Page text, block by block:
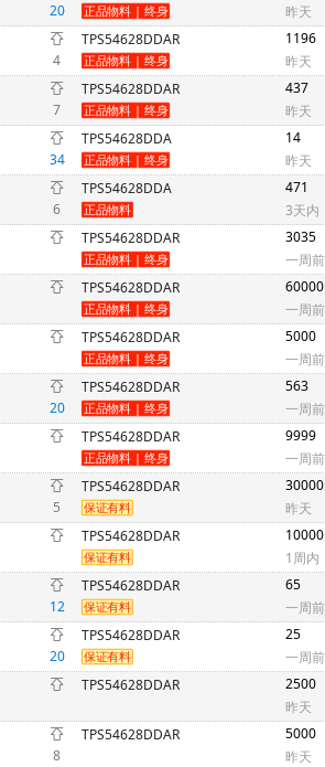
20
昨天
4
TPS54628DDAR
1196
昨天
7
TPS54628DDAR
437
昨天
34
TPS54628DDA
14
昨天
6
TPS54628DDA
471
3天内
TPS54628DDAR
3035
一周前
TPS54628DDAR
60000
一周前
TPS54628DDAR
5000
一周前
20
TPS54628DDAR
563
一周前
TPS54628DDAR
9999
一周前
5
TPS54628DDAR
30000
昨天
TPS54628DDAR
10000
1周内
12
TPS54628DDAR
65
一周前
20
TPS54628DDAR
25
一周前
TPS54628DDAR
2500
昨天
8
TPS54628DDAR
5000
昨天